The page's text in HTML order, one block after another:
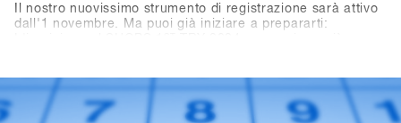
Il nostro nuovissimo strumento di registrazione sarà attivo
dall'1 novembre. Ma puoi già iniziare a prepararti:
BASE per il tuo negozio, è giunto il momento di crearlo.
Puoi già ora creare gratuitamente un account per il tuo
negozio. Dall'1 novembre, potrai effettuare l'accesso, fare